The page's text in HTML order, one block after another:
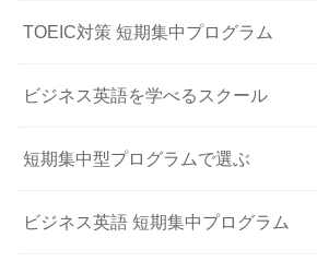
TOEIC対策 短期集中プログラム
ビジネス英語を学べるスクール
短期集中型プログラムで選ぶ
ビジネス英語 短期集中プログラム